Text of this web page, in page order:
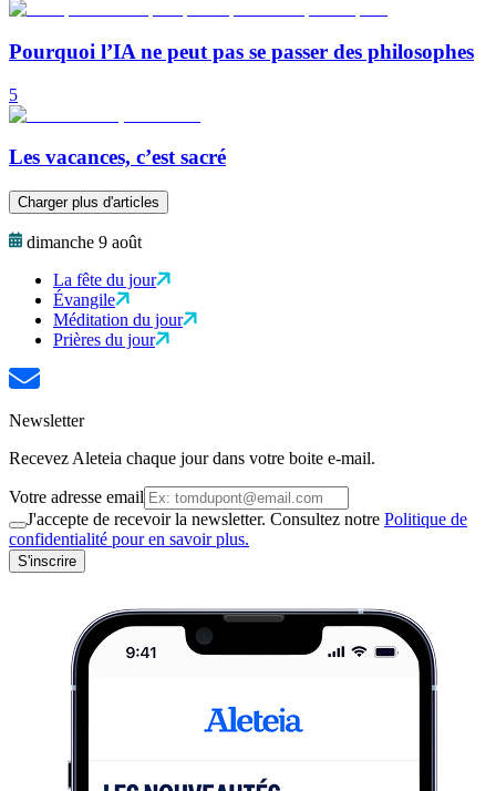
Pourquoi l’IA ne peut pas se passer des philosophes
5
Les vacances, c’est sacré
Charger plus d'articles
dimanche 9 août
La fête du jour
Évangile
Méditation du jour
Prières du jour
Newsletter
Recevez Aleteia chaque jour dans votre boite e-mail.
Votre adresse email
J'accepte de recevoir la newsletter. Consultez notre Politique de
confidentialité pour en savoir plus.
S'inscrire